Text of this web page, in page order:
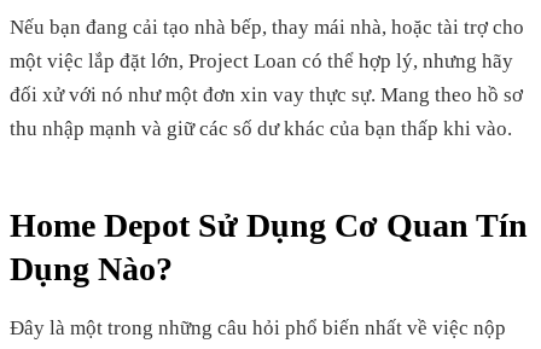
Nếu bạn đang cải tạo nhà bếp, thay mái nhà, hoặc tài trợ cho
một việc lắp đặt lớn, Project Loan có thể hợp lý, nhưng hãy
đối xử với nó như một đơn xin vay thực sự. Mang theo hồ sơ
thu nhập mạnh và giữ các số dư khác của bạn thấp khi vào.
Home Depot Sử Dụng Cơ Quan Tín
Dụng Nào?
Đây là một trong những câu hỏi phổ biến nhất về việc nộp